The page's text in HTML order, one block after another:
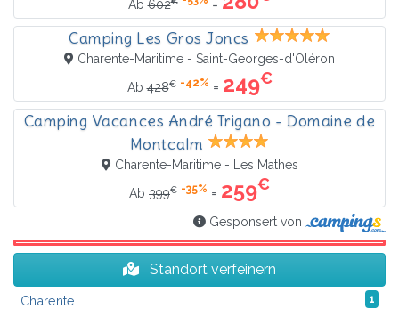
Ab602 =
Camping Les Gros Joncs
Charente-Maritime - Saint-Georges-d'Oléron
Ab428€ -42% = 249€
Camping Vacances André Trigano - Domaine de
Montcalm
Charente-Maritime - Les Mathes
Ab 399€ -35% = 259€
Gesponsert von
Standort verfeinern
Charente 1